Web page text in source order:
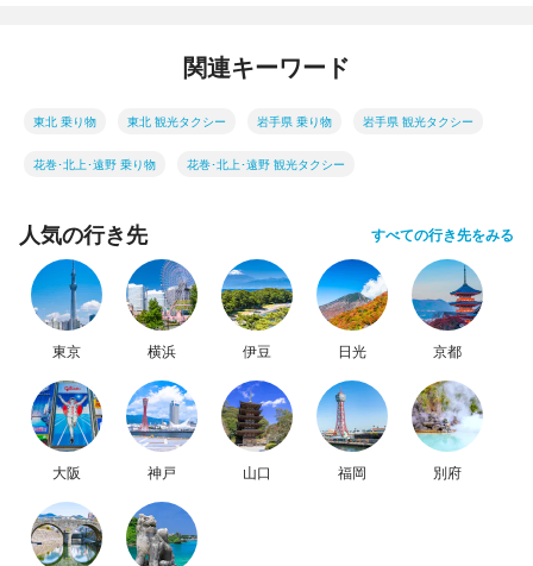
関連キーワード
東北 乗り物 東北 観光タクシー 岩手県 乗り物 岩手県 観光タクシー
花巻･北上･遠野 乗り物 花巻･北上･遠野 観光タクシー
人気の行き先 すべての行き先をみる
東京 横浜 伊豆 日光 京都
大阪 神戸 山口 福岡 別府